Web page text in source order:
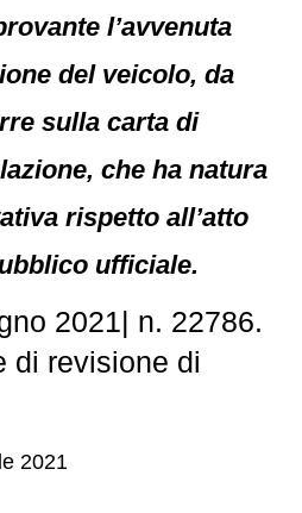
l’avvenuta
del veicolo, da
sulla carta di
che ha natura
rispetto all’atto
ufficiale.
2021| n. 22786.
di revisione di
2021